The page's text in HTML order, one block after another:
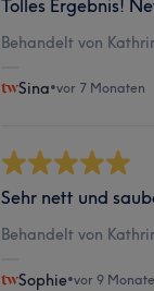
Tolles Ergebnis!
Behandelt von
Sina•vor 7 Monaten
Sehr nett und
Behandelt von
Sophie•vor 9